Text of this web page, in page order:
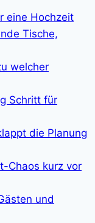
eine Hochzeit
Tische,
welcher
Schritt für
die Planung
Chaos kurz vor
und